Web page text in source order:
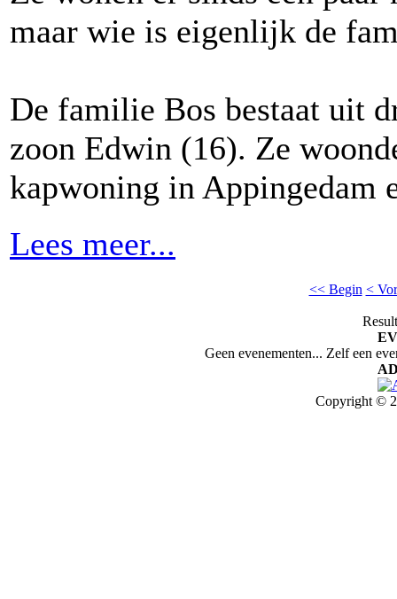
maar wie is eigenlijk de
De familie Bos bestaat uit
zoon Edwin (16). Ze
kapwoning in Appingedam
Lees meer...
<< Begin <
Geen evenementen... Zelf een
Copyright ©